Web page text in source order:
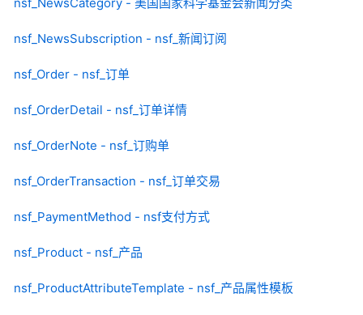
nsf_NewsSubscription - nsf_新闻订阅
nsf_Order - nsf_订单
nsf_OrderDetail - nsf_订单详情
nsf_OrderNote - nsf_订购单
nsf_OrderTransaction - nsf_订单交易
nsf_PaymentMethod - nsf支付方式
nsf_Product - nsf_产品
nsf_ProductAttributeTemplate - nsf_产品属性模板